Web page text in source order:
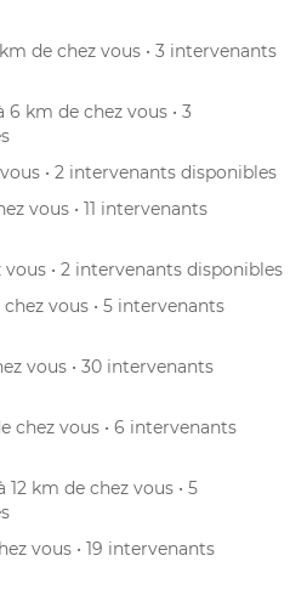
km de chez vous • 3 intervenants
6 km de chez vous • 3
• 2 intervenants disponibles
vous • 11 intervenants
vous • 2 intervenants disponibles
chez vous • 5 intervenants
vous • 30 intervenants
chez vous • 6 intervenants
12 km de chez vous • 5
vous • 19 intervenants